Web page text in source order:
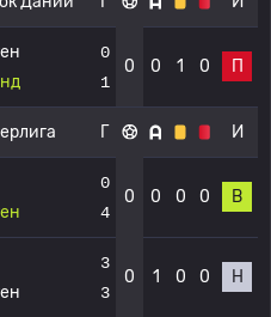
0
1
0 0 1 0 П
Г И
0
4
0 0 0 0 В
3
3
0 1 0 0 Н